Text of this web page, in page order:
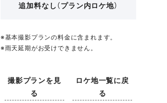
追加料なし（プラン内ロケ地）
※基本撮影プランの料金に含まれます。
※雨天延期がお受けできません。
撮影プランを見
る
ロケ地一覧に戻
る